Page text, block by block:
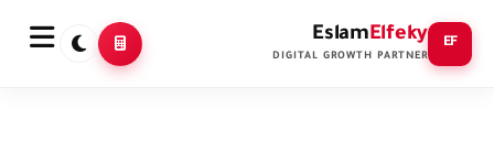
EF
EslamElfeky
DIGITAL GROWTH PARTNER